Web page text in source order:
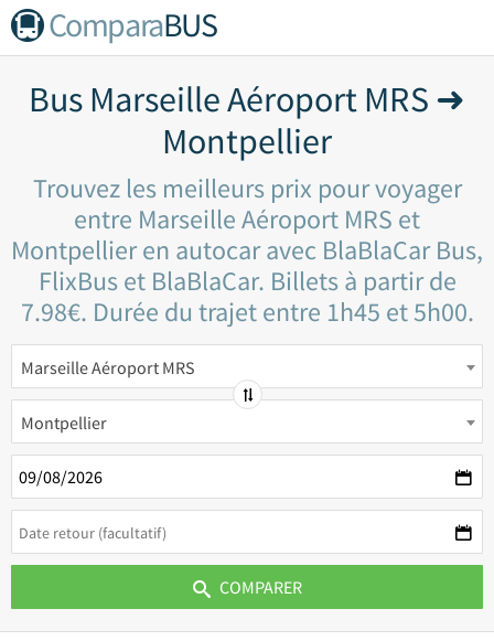
ComparaBUS
Bus Marseille Aéroport MRS ➜
Montpellier
Trouvez les meilleurs prix pour voyager
entre Marseille Aéroport MRS et
Montpellier en autocar avec BlaBlaCar Bus,
FlixBus et BlaBlaCar. Billets à partir de
7.98€. Durée du trajet entre 1h45 et 5h00.
Marseille Aéroport MRS
Montpellier
COMPARER